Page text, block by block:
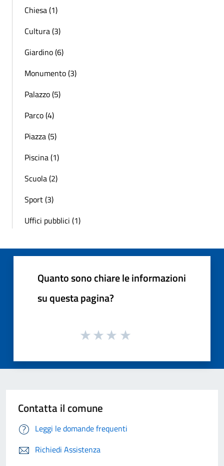
Chiesa (1)
Cultura (3)
Giardino (6)
Monumento (3)
Palazzo (5)
Parco (4)
Piazza (5)
Piscina (1)
Scuola (2)
Sport (3)
Uffici pubblici (1)
Quanto sono chiare le informazioni
su questa pagina?
Contatta il comune
Leggi le domande frequenti
Richiedi Assistenza